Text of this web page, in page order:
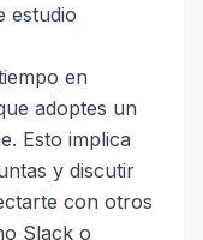
estudio
en
adoptes un
Esto implica
y discutir
con otros
Slack o